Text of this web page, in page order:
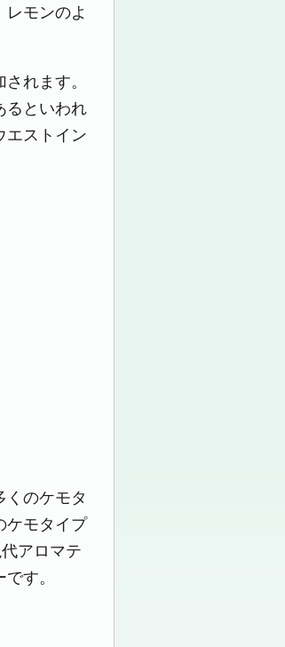
モンのよ
れます。
るといわれ
エストイン
くのケモタ
ケモタイプ
アロマテ
す。